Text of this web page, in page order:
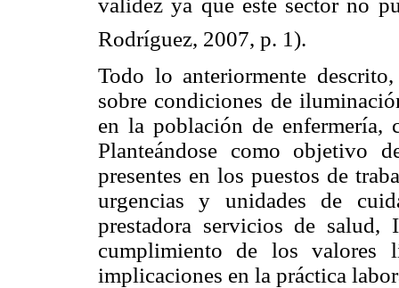
Rodríguez, 2007, p. 1).
Todo lo anteriormente
sobre condiciones de
en la población de enfermería,
Planteándose como objetivo
presentes en los puestos de
urgencias y unidades de
prestadora servicios de
cumplimiento de los valores
implicaciones en la práctica